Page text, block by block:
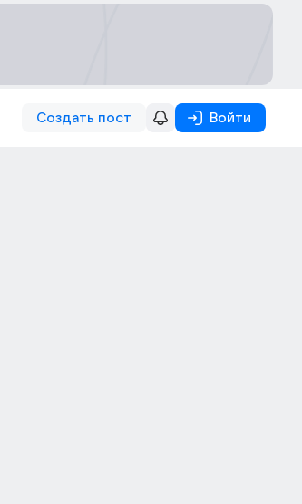
Создать пост Войти